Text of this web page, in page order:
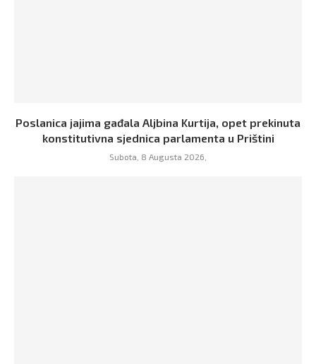
Poslanica jajima gađala Aljbina Kurtija, opet prekinuta
konstitutivna sjednica parlamenta u Prištini
Subota, 8 Augusta 2026,